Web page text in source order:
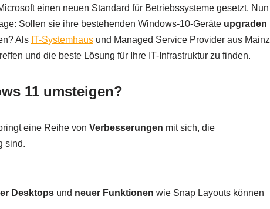
einen neuen Standard für Betriebssysteme gesetzt. Nun
Sollen sie ihre bestehenden Windows-10-Geräte upgraden
Als IT-Systemhaus und Managed Service Provider aus Mainz
und die beste Lösung für Ihre IT-Infrastruktur zu finden.
11 umsteigen?
eine Reihe von Verbesserungen mit sich, die
sind.
Desktops und neuer Funktionen wie Snap Layouts können